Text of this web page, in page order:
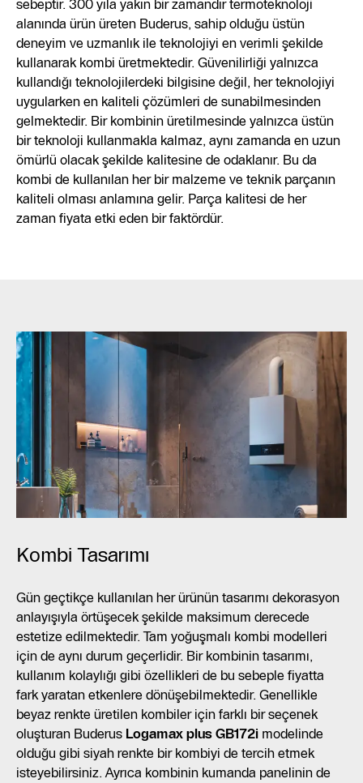
sebeptir. 300 yıla yakın bir zamandır termoteknoloji
alanında ürün üreten Buderus, sahip olduğu üstün
deneyim ve uzmanlık ile teknolojiyi en verimli şekilde
kullanarak kombi üretmektedir. Güvenilirliği yalnızca
kullandığı teknolojilerdeki bilgisine değil, her teknolojiyi
uygularken en kaliteli çözümleri de sunabilmesinden
gelmektedir. Bir kombinin üretilmesinde yalnızca üstün
bir teknoloji kullanmakla kalmaz, aynı zamanda en uzun
ömürlü olacak şekilde kalitesine de odaklanır. Bu da
kombi de kullanılan her bir malzeme ve teknik parçanın
kaliteli olması anlamına gelir. Parça kalitesi de her
zaman fiyata etki eden bir faktördür.
Kombi Tasarımı
Gün geçtikçe kullanılan her ürünün tasarımı dekorasyon
anlayışıyla örtüşecek şekilde maksimum derecede
estetize edilmektedir. Tam yoğuşmalı kombi modelleri
için de aynı durum geçerlidir. Bir kombinin tasarımı,
kullanım kolaylığı gibi özellikleri de bu sebeple fiyatta
fark yaratan etkenlere dönüşebilmektedir. Genellikle
beyaz renkte üretilen kombiler için farklı bir seçenek
oluşturan Buderus Logamax plus GB172i modelinde
olduğu gibi siyah renkte bir kombiyi de tercih etmek
isteyebilirsiniz. Ayrıca kombinin kumanda panelinin de